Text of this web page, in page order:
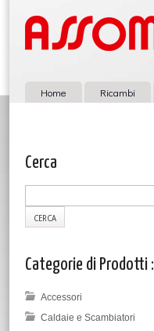
Home Ricambi
Cerca
Categorie di Prodotti :
Accessori
Caldaie e Scambiatori